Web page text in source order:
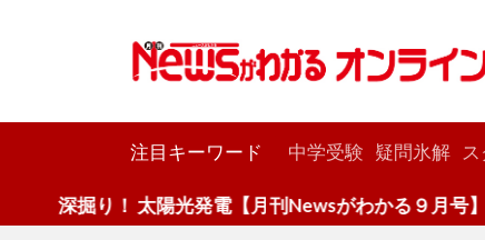
注目キーワード 中学受験 疑問氷解
！ 太陽光発電【月刊Newsがわかる９月号】